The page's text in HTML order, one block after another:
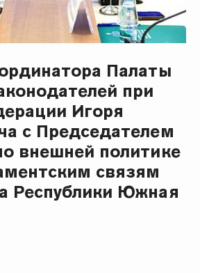
Палаты
при
Игоря
с Председателем
внешней политике
связям
Республики Южная